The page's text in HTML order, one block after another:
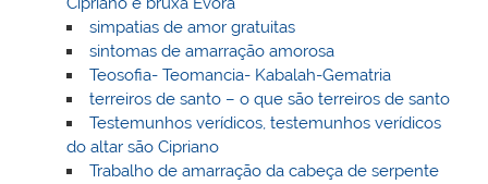
simpatias de amor gratuitas
sintomas de amarração amorosa
Teosofia- Teomancia- Kabalah-Gematria
terreiros de santo – o que são terreiros de santo
Testemunhos verídicos, testemunhos verídicos
do altar são Cipriano
Trabalho de amarração da cabeça de serpente